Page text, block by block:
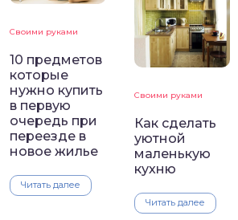
Своими руками
10 предметов
которые
нужно купить
в первую
очередь при
переезде в
новое жилье
Читать далее
Своими руками
Как сделать
уютной
маленькую
кухню
Читать далее